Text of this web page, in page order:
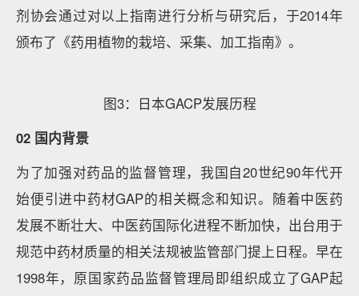
剂协会通过对以上指南进行分析与研究后，于2014年
颁布了《药用植物的栽培、采集、加工指南》。
图3：日本GACP发展历程
02 国内背景
为了加强对药品的监督管理，我国自20世纪90年代开
始便引进中药材GAP的相关概念和知识。随着中医药
发展不断壮大、中医药国际化进程不断加快，出台用于
规范中药材质量的相关法规被监管部门提上日程。早在
1998年，原国家药品监督管理局即组织成立了GAP起